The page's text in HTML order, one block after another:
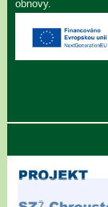
obnovy.